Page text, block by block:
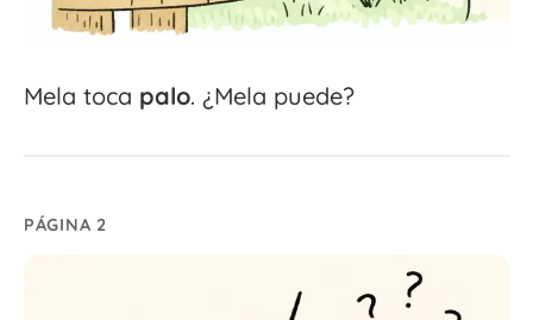
Mela toca palo. ¿Mela puede?
PÁGINA 2